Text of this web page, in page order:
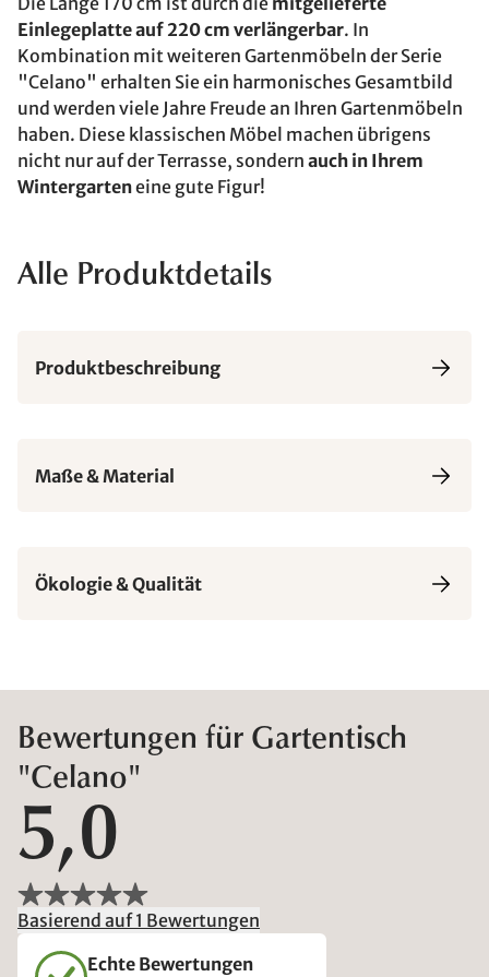
Einlegeplatte auf 220 cm verlängerbar. In
Kombination mit weiteren Gartenmöbeln der Serie
"Celano" erhalten Sie ein harmonisches Gesamtbild
und werden viele Jahre Freude an Ihren Gartenmöbeln
haben. Diese klassischen Möbel machen übrigens
nicht nur auf der Terrasse, sondern auch in Ihrem
Wintergarteneine gute Figur!
Alle Produktdetails
Produktbeschreibung
Maße & Material
Ökologie & Qualität
Bewertungen für Gartentisch
"Celano"
5,0
Basierend auf 1 Bewertungen
Echte Bewertungen